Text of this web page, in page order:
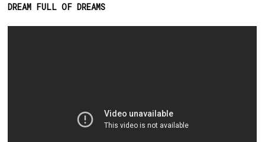
DREAM FULL OF DREAMS